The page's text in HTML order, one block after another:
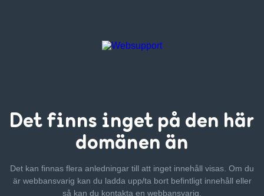
Det finns inget på den här
domänen än
Det kan finnas flera anledningar till att inget innehåll visas. Om du
är webbansvarig kan du ladda upp/ta bort befintligt innehåll eller
så kan du kontakta en webbansvarig.